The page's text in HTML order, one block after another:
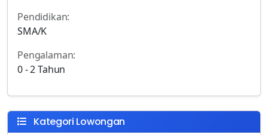
Pendidikan:
SMA/K
Pengalaman:
0 - 2 Tahun
Kategori Lowongan